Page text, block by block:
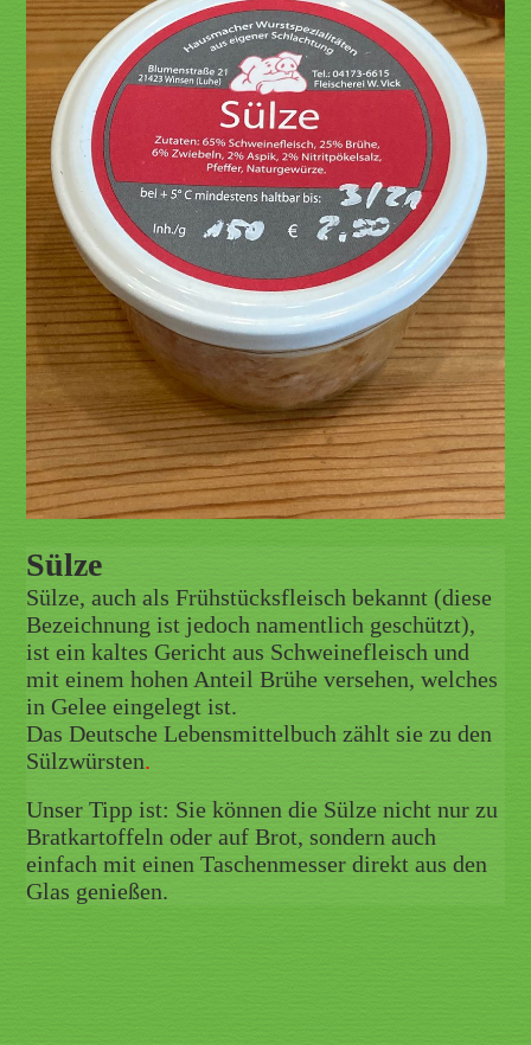
Sülze
Sülze, auch als Frühstücksfleisch bekannt (diese
Bezeichnung ist jedoch namentlich geschützt),
ist ein kaltes Gericht aus Schweinefleisch und
mit einem hohen Anteil Brühe versehen, welches
in Gelee eingelegt ist.
Das Deutsche Lebensmittelbuch zählt sie zu den
Sülzwürsten.
Unser Tipp ist: Sie können die Sülze nicht nur zu
Bratkartoffeln oder auf Brot, sondern auch
einfach mit einen Taschenmesser direkt aus den
Glas genießen.